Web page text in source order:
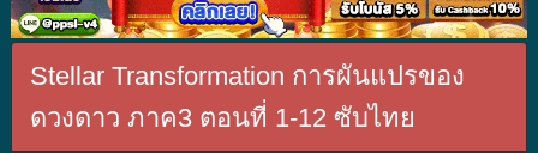
Stellar Transformation การผันแปรของ
ดวงดาว ภาค3 ตอนที่ 1-12 ซับไทย